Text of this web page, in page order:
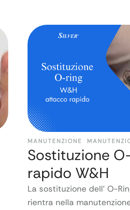
MANUTENZIONE
Sostituzione
rapido W&H
La sostituzione dell’ O-
rientra nella